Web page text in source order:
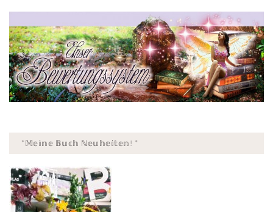
*𝕄𝕖𝕚𝕟𝕖 𝔹𝕦𝕔𝕙 ℕ𝕖𝕦𝕙𝕖𝕚𝕥𝕖𝕟! *